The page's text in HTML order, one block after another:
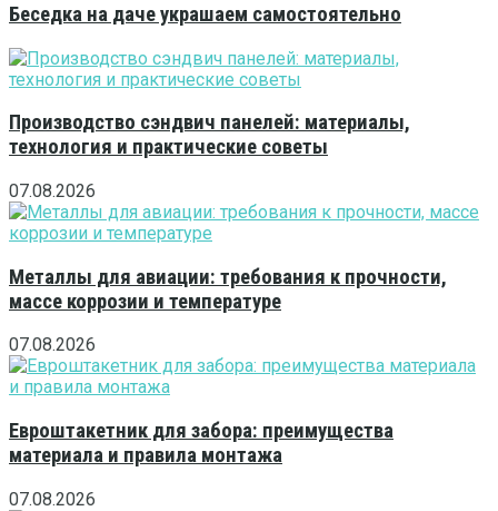
Беседка на даче украшаем самостоятельно
Производство сэндвич панелей: материалы,
технология и практические советы
07.08.2026
Металлы для авиации: требования к прочности,
массе коррозии и температуре
07.08.2026
Евроштакетник для забора: преимущества
материала и правила монтажа
07.08.2026